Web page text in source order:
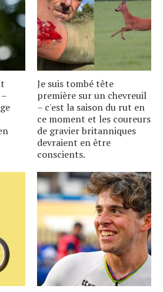
Je suis tombé tête
première sur un chevreuil
– c'est la saison du rut en
ce moment et les coureurs
de gravier britanniques
devraient en être
conscients.